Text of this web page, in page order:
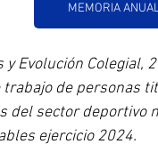
MEMORIA
y Evolución Colegial,
trabajo de personas
del sector deportivo
ejercicio 2024.